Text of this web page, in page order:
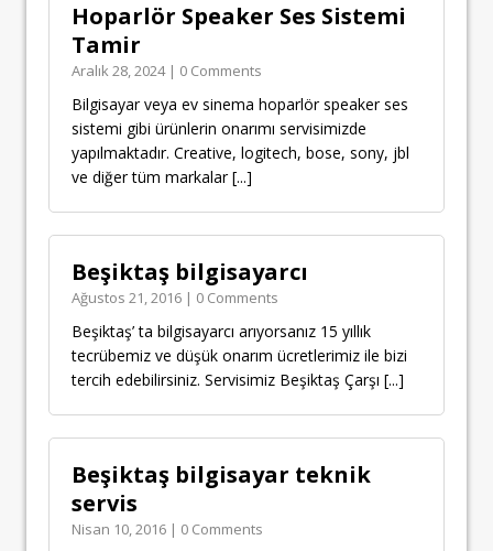
Hoparlör Speaker Ses Sistemi
Tamir
Aralık 28, 2024 | 0 Comments
Bilgisayar veya ev sinema hoparlör speaker ses
sistemi gibi ürünlerin onarımı servisimizde
yapılmaktadır. Creative, logitech, bose, sony, jbl
ve diğer tüm markalar[...]
Beşiktaş bilgisayarcı
Ağustos 21, 2016 | 0 Comments
Beşiktaş’ ta bilgisayarcı arıyorsanız 15 yıllık
tecrübemiz ve düşük onarım ücretlerimiz ile bizi
tercih edebilirsiniz. Servisimiz Beşiktaş Çarşı [...]
Beşiktaş bilgisayar teknik
servis
Nisan 10, 2016 | 0 Comments